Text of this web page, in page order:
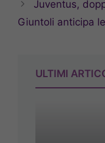
Juventus,
Giuntoli anticipa
ULTIMI